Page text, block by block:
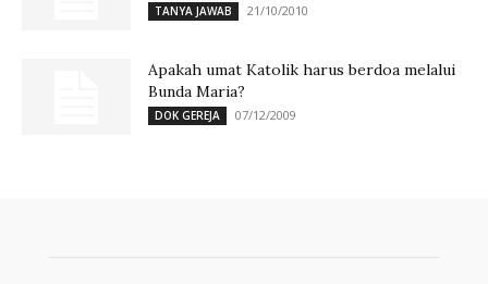
TANYA JAWAB 21/10/2010
Apakah umat Katolik harus berdoa melalui
Bunda Maria?
DOK GEREJA 07/12/2009